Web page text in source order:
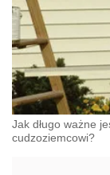
Jak długo ważne
cudzoziemcowi?